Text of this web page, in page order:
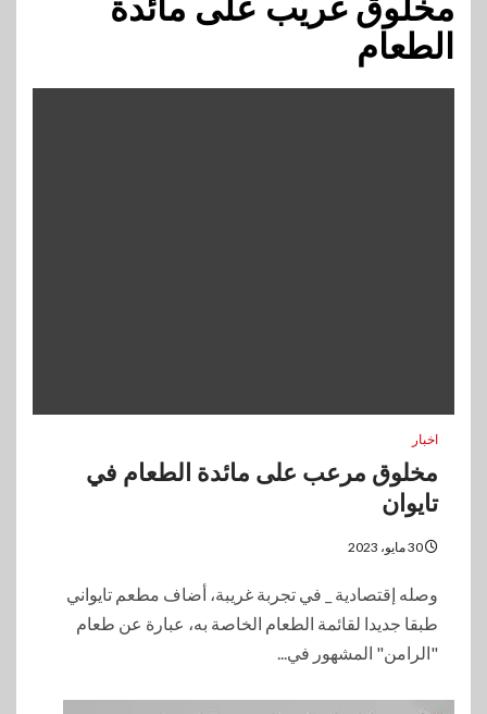
مخلوق غريب على مائدة
الطعام
اخبار
مخلوق مرعب على مائدة الطعام في
تايوان
وصله إقتصادية _ في تجربة غريبة، أضاف مطعم تايواني
طبقا جديدا لقائمة الطعام الخاصة به، عبارة عن طعام
"الرامن" المشهور في...